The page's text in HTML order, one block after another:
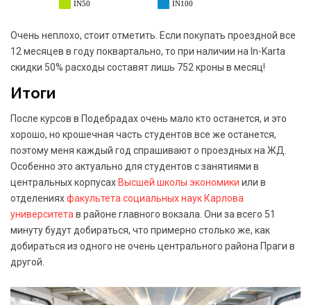
IN50 IN100
Очень неплохо, стоит отметить. Если покупать проездной все
12 месяцев в году поквартально, то при наличии на In-Karta
скидки 50% расходы составят лишь 752 кроны в месяц!
Итоги
После курсов в Подебрадах очень мало кто останется, и это
хорошо, но крошечная часть студентов все же останется,
поэтому меня каждый год спрашивают о проездных на ЖД.
Особенно это актуально для студентов с занятиями в
центральных корпусахВысшей школы экономики или в
отделенияхфакультета социальных наукКарлова
университета в районе главного вокзала. Они за всего 51
минуту будут добираться, что примерно столько же, как
добираться из одного не очень центрального района Праги в
другой.